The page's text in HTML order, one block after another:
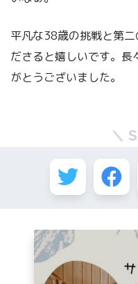
平凡な38歳の挑戦と第
ださると嬉しいです。長
がとうございました。